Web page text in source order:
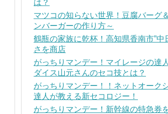
は？
マツコの知らない世界！豆腐バーグ
ンバーガーの作り方～
鶴瓶の家族に乾杯！高知県香南市”中
さを商店
がっちりマンデー！マイレージの達
ダイス山元さんのセコ技とは？
がっちりマンデー！！ネットオーク
達人が教える新セコロジー！
がっちりマンデー！新幹線の特急券